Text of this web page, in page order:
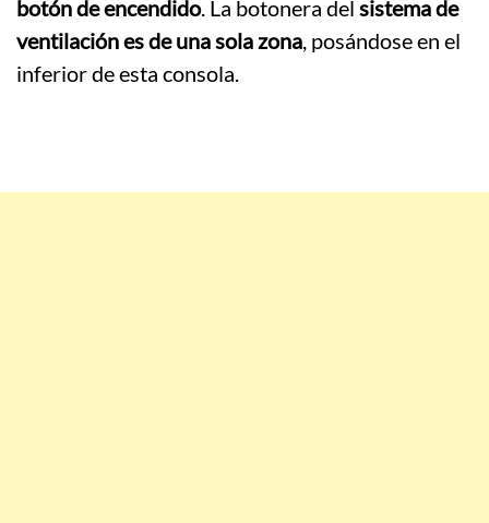
botón de encendido. La botonera del sistema de
ventilación es de una sola zona , posándose en el
inferior de esta consola.